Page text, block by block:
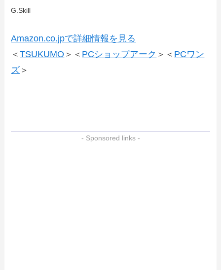
G.Skill
Amazon.co.jpで詳細情報を見る
＜TSUKUMO ＞＜ PCショップアーク ＞＜ PCワン
ズ ＞
- Sponsored links -